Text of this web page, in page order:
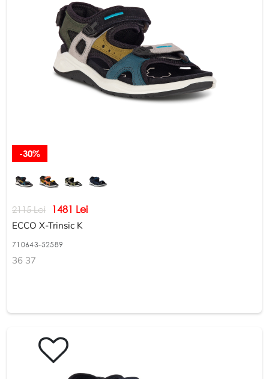
-30%
2115 Lei 1481 Lei
ЕССО X-Trinsic K
710643-52589
36 37